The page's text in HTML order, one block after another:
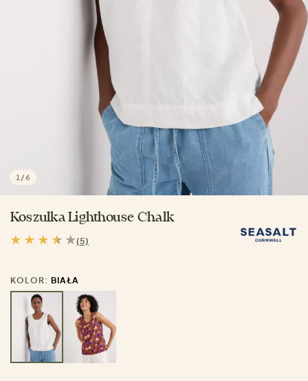
1 /6
Koszulka Lighthouse Chalk
(5)
KOLOR: BIAŁA